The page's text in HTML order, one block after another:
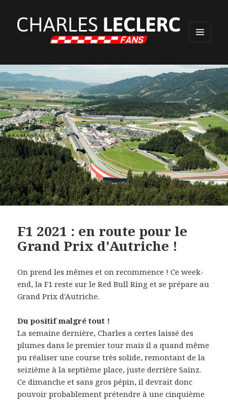
WIDGETS
F1 2021 : en route pour le
Grand Prix d'Autriche !
On prend les mêmes et on recommence ! Ce week-
end, la F1 reste sur le Red Bull Ring et se prépare au
Grand Prix d'Autriche.
Du positif malgré tout !
La semaine dernière, Charles a certes laissé des
plumes dans le premier tour mais il a quand même
pu réaliser une course très solide, remontant de la
seizième à la septième place, juste derrière Sainz.
Ce dimanche et sans gros pépin, il devrait donc
pouvoir probablement prétendre à une cinquième